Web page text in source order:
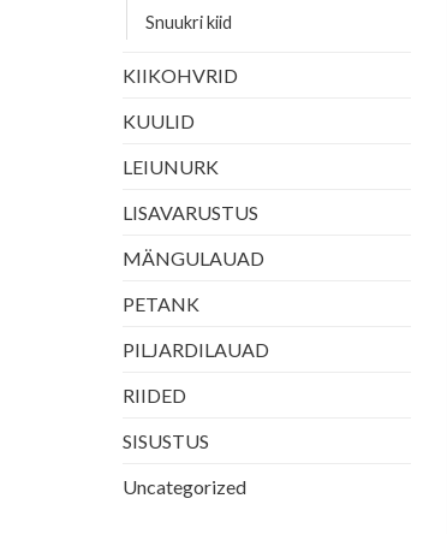
Snuukri kiid
KIIKOHVRID
KUULID
LEIUNURK
LISAVARUSTUS
MÄNGULAUAD
PETANK
PILJARDILAUAD
RIIDED
SISUSTUS
Uncategorized